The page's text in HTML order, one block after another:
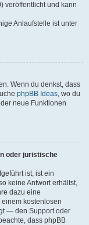
veröffentlicht und kann
Anlaufstelle ist unter
Wenn du denkst, dass
phpBB Ideas, wo du
neue Funktionen
oder juristische
ist, ist ein
keine Antwort erhältst,
dazu eine
kostenlosen
— den Support oder
dass phpBB